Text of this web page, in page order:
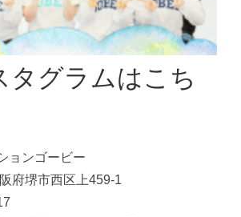
グラムはこち
ョンゴービー
府堺市西区上459-1